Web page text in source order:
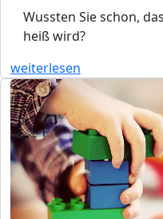
Wussten Sie schon,
heiß wird?
weiterlesen